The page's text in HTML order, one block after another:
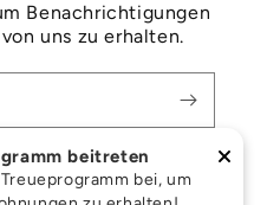
Benachrichtigungen
uns zu erhalten.
Instagrambeitreten
bei, um